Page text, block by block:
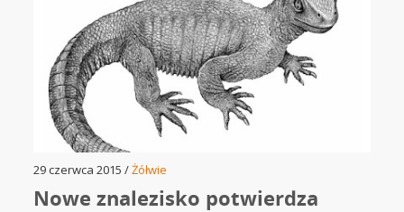
29 czerwca 2015 /Żółwie
Nowe znalezisko potwierdza